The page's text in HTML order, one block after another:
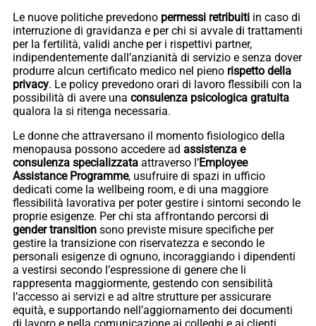
Le nuove politiche prevedono permessi retribuiti in caso di
interruzione di gravidanza e per chi si avvale di trattamenti
per la fertilità, validi anche per i rispettivi partner,
indipendentemente dall’anzianità di servizio e senza dover
produrre alcun certificato medico nel pieno rispetto della
privacy. Le policy prevedono orari di lavoro flessibili con la
possibilità di avere una consulenza psicologica gratuita
qualora la si ritenga necessaria.
Le donne che attraversano il momento fisiologico della
menopausa possono accedere ad assistenza e
consulenza specializzata attraverso l’Employee
Assistance Programme, usufruire di spazi in ufficio
dedicati come la wellbeing room, e di una maggiore
flessibilità lavorativa per poter gestire i sintomi secondo le
proprie esigenze. Per chi sta affrontando percorsi di
gender transition sono previste misure specifiche per
gestire la transizione con riservatezza e secondo le
personali esigenze di ognuno, incoraggiando i dipendenti
a vestirsi secondo l’espressione di genere che li
rappresenta maggiormente, gestendo con sensibilità
l’accesso ai servizi e ad altre strutture per assicurare
equità, e supportando nell’aggiornamento dei documenti